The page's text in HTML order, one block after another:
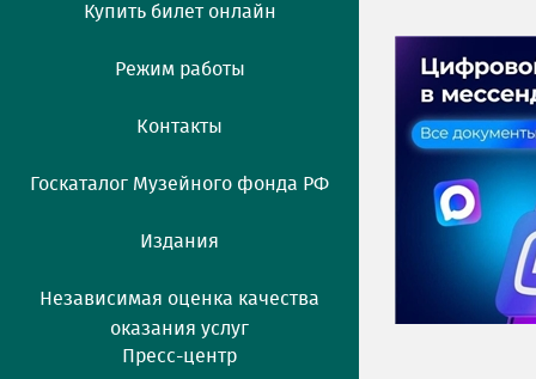
Купить билет онлайн
Режим работы
Контакты
Госкаталог Музейного фонда РФ
Издания
Независимая оценка качества
оказания услуг
Пресс-центр